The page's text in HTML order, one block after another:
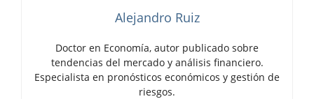
Alejandro Ruiz
Doctor en Economía, autor publicado sobre
tendencias del mercado y análisis financiero.
Especialista en pronósticos económicos y gestión de
riesgos.